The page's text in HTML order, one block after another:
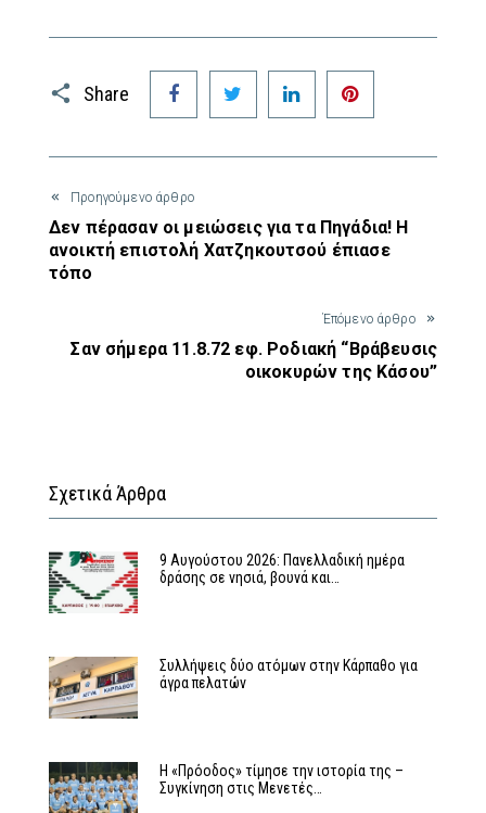
Share
Facebook Twitter LinkedIn
Προηγούμενο άρθρο
Δεν πέρασαν οι μειώσεις για τα Πηγάδια! Η
ανοικτή επιστολή Χατζηκουτσού έπιασε
τόπο
Έπόμενο άρθρο
Σαν σήμερα 11.8.72 εφ. Ροδιακή “Βράβευσις
οικοκυρών της Κάσου”
Σχετικά Άρθρα
9 Αυγούστου 2026: Πανελλαδική ημέρα
δράσης σε νησιά, βουνά και…
Συλλήψεις δύο ατόμων στην Κάρπαθο για
άγρα πελατών
Η «Πρόοδος» τίμησε την ιστορία της –
Συγκίνηση στις Μενετές…